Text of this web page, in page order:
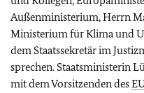
Außenministerium, Herrn
Ministerium für Klima und
dem Staatssekretär im
sprechen. Staatsministerin
mit dem Vorsitzenden des